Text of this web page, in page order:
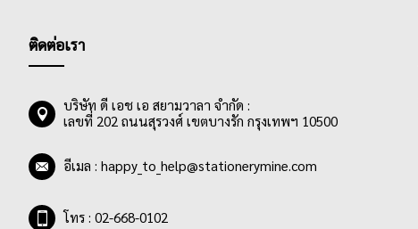
ติดต่อเรา
บริษัท ดี เอช เอ สยามวาลา จำกัด :
เลขที่ 202 ถนนสุรวงศ์ เขตบางรัก กรุงเทพฯ 10500
อีเมล : happy_to_help@stationerymine.com
โทร : 02-668-0102